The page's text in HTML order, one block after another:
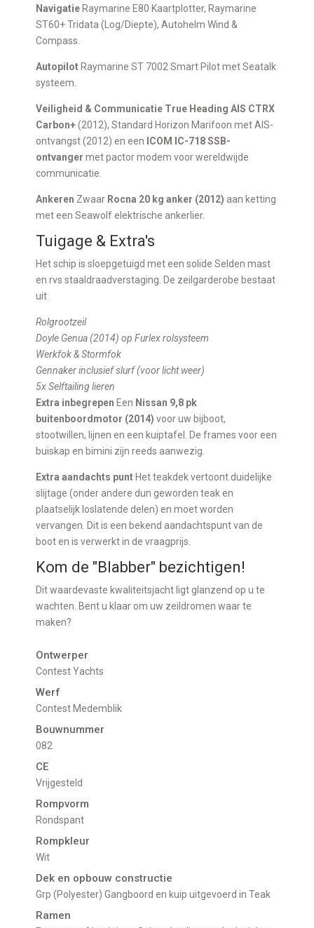
Navigatie Raymarine E80 Kaartplotter, Raymarine
ST60+ Tridata (Log/Diepte), Autohelm Wind &
Compass.
Autopilot Raymarine ST 7002 Smart Pilot met Seatalk
systeem.
Veiligheid & Communicatie True Heading AIS CTRX
Carbon+(2012), Standard Horizon Marifoon met AIS-
ontvangst (2012) en een ICOM IC-718 SSB-
ontvanger met pactor modem voor wereldwijde
communicatie.
Ankeren Zwaar Rocna 20 kg anker (2012) aan ketting
met een Seawolf elektrische ankerlier.
Tuigage & Extra's
Het schip is sloepgetuigd met een solide Selden mast
en rvs staaldraadverstaging. De zeilgarderobe bestaat
uit
Rolgrootzeil
Doyle Genua (2014) op Furlex rolsysteem
Werkfok & Stormfok
Gennaker inclusief slurf (voor licht weer)
5x Selftailing lieren
Extra inbegrepen Een Nissan 9,8 pk
buitenboordmotor (2014) voor uw bijboot,
stootwillen, lijnen en een kuiptafel. De frames voor een
buiskap en bimini zijn reeds aanwezig.
Extra aandachts punt Het teakdek vertoont duidelijke
slijtage (onder andere dun geworden teak en
plaatselijk loslatende delen) en moet worden
vervangen. Dit is een bekend aandachtspunt van de
boot en is verwerkt in de vraagprijs.
Kom de "Blabber" bezichtigen!
Dit waardevaste kwaliteitsjacht ligt glanzend op u te
wachten. Bent u klaar om uw zeildromen waar te
maken?
Ontwerper
Contest Yachts
Werf
Contest Medemblik
Bouwnummer
082
CE
Vrijgesteld
Rompvorm
Rondspant
Rompkleur
Wit
Dek en opbouw constructie
Grp (Polyester) Gangboord en kuip uitgevoerd in Teak
Ramen